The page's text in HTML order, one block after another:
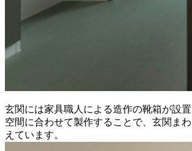
玄関には家具職人による造作の靴箱が設置
空間に合わせて製作することで、玄関ま
えています。